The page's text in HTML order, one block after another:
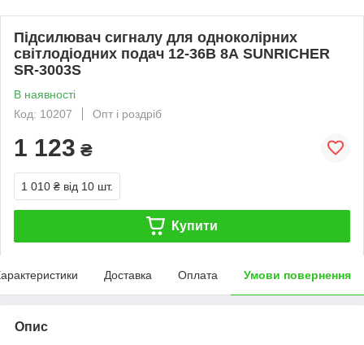
Підсилювач сигналу для одноколірних
світлодіодних подач 12-36В 8А SUNRICHER
SR-3003S
В наявності
Код: 10207
Опт і роздріб
1 123 ₴
1 010 ₴ від 10 шт.
Купити
Доставка Оплата Умови повернення
Опис